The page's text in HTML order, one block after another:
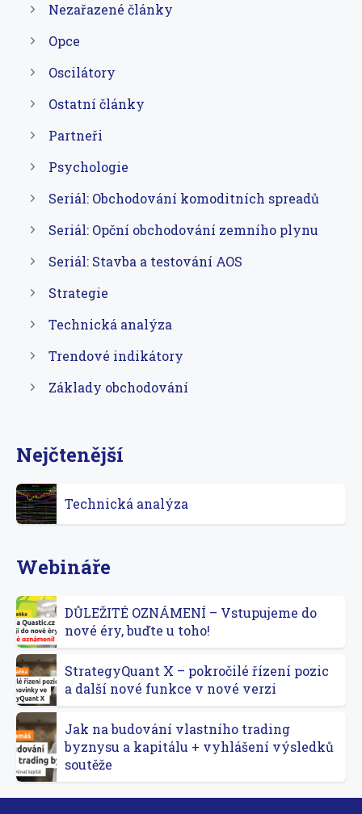
Nezařazené články
Opce
Oscilátory
Ostatní články
Partneři
Psychologie
Seriál: Obchodování komoditních spreadů
Seriál: Opční obchodování zemního plynu
Seriál: Stavba a testování AOS
Strategie
Technická analýza
Trendové indikátory
Základy obchodování
Nejčtenější
Technická analýza
Webináře
DŮLEŽITÉ OZNÁMENÍ – Vstupujeme do
nové éry, buďte u toho!
StrategyQuant X – pokročilé řízení pozic
a další nové funkce v nové verzi
Jak na budování vlastního trading
byznysu a kapitálu + vyhlášení výsledků
soutěže